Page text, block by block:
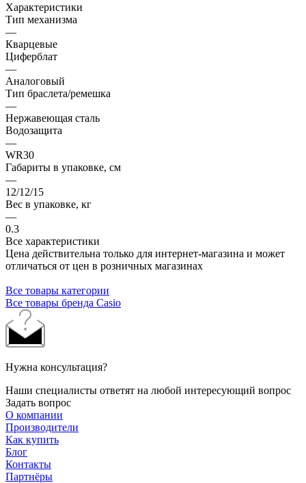
Характеристики
Тип механизма
—
Кварцевые
Циферблат
—
Аналоговый
Тип браслета/ремешка
—
Нержавеющая сталь
Водозащита
—
WR30
Габариты в упаковке, см
—
12/12/15
Вес в упаковке, кг
—
0.3
Все характеристики
Цена действительна только для интернет-магазина и может
отличаться от цен в розничных магазинах
Все товары категории
Все товары бренда Casio
Нужна консультация?
Наши специалисты ответят на любой интересующий вопрос
Задать вопрос
О компании
Производители
Как купить
Блог
Контакты
Партнёры